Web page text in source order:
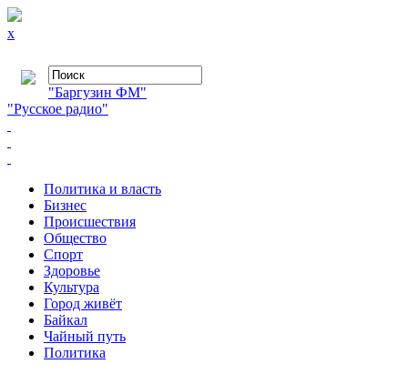
x
"Баргузин ФМ"
"Русское радио"
Политика и власть
Бизнес
Происшествия
Общество
Cпорт
Здоровье
Культура
Город живёт
Байкал
Чайный путь
Политика